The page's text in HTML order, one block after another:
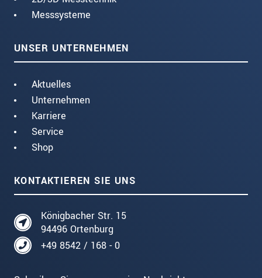
Messsysteme
UNSER UNTERNEHMEN
Aktuelles
Unternehmen
Karriere
Service
Shop
KONTAKTIEREN SIE UNS
Königbacher Str. 15
94496 Ortenburg
+49 8542 / 168 - 0